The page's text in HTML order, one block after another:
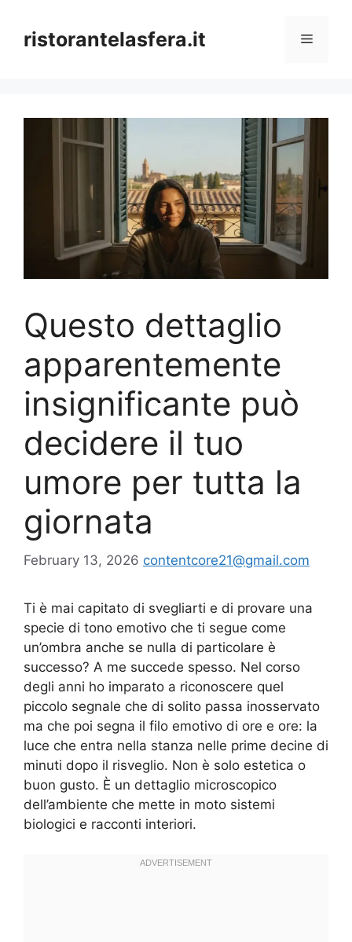
contentristorantelasfera.it Menu
Questo dettaglio
apparentemente
insignificante può
decidere il tuo
umore per tutta la
giornata
February 13, 2026 contentcore21@gmail.com
Ti è mai capitato di svegliarti e di provare una
specie di tono emotivo che ti segue come
un’ombra anche se nulla di particolare è
successo? A me succede spesso. Nel corso
degli anni ho imparato a riconoscere quel
piccolo segnale che di solito passa inosservato
ma che poi segna il filo emotivo di ore e ore: la
luce che entra nella stanza nelle prime decine di
minuti dopo il risveglio. Non è solo estetica o
buon gusto. È un dettaglio microscopico
dell’ambiente che mette in moto sistemi
biologici e racconti interiori.